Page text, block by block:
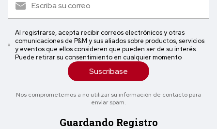
Al registrarse, acepta recibir correos electrónicos y otras
comunicaciones de P&M y sus aliados sobre productos, servicios
y eventos que ellos consideren que pueden ser de su interés.
Puede retirar su consentimiento en cualquier momento
Suscríbase
Nos comprometemos a no utilizar su información de contacto para
enviar spam.
Guardando Registro